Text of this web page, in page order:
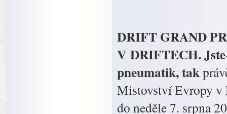
DRIFT GRAND
V DRIFTECH.
pneumatik, tak
Mistovství Evropy v
do neděle 7. srpna